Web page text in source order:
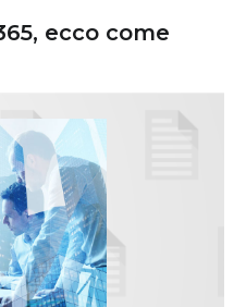
ecco come